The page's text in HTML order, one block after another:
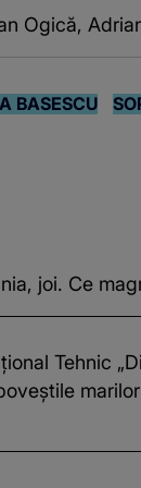
Ogică,
BASESCU
joi. Ce
Tehnic